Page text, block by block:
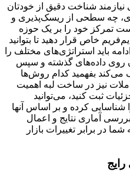
شناخت دقیق از خودتان
چه سطحی از ریسک‌پذیری و
تمرکز خود را بر یک حوزه
خاص قرار دهید تا بتوانید
باید استراتژی‌های مختلف را
روی داده‌های گذشته و سپس
بفهمید کدام روش‌ها
نیز در ساخت لبه اهمیت
ثبت کنید، می‌توانید
کرده و بر اساس آنها
آماری نتایج و اعمال
در برابر تغییرات بازار